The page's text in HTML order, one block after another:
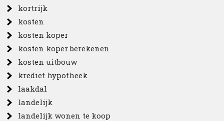
kortrijk
kosten
kosten koper
kosten koper berekenen
kosten uitbouw
krediet hypotheek
laakdal
landelijk
landelijk wonen te koop